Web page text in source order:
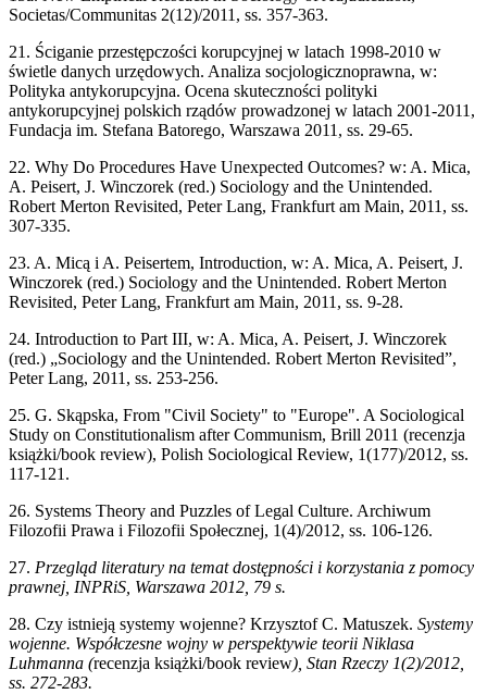
Societas/Communitas 2(12)/2011, ss. 357-363.
21. Ściganie przestępczości korupcyjnej w latach 1998-2010 w
świetle danych urzędowych. Analiza socjologicznoprawna, w:
Polityka antykorupcyjna. Ocena skuteczności polityki
antykorupcyjnej polskich rządów prowadzonej w latach 2001-2011,
Fundacja im. Stefana Batorego, Warszawa 2011, ss. 29-65.
22. Why Do Procedures Have Unexpected Outcomes? w: A. Mica,
A. Peisert, J. Winczorek (red.) Sociology and the Unintended.
Robert Merton Revisited, Peter Lang, Frankfurt am Main, 2011, ss.
307-335.
23. A. Micą i A. Peisertem, Introduction, w: A. Mica, A. Peisert, J.
Winczorek (red.) Sociology and the Unintended. Robert Merton
Revisited, Peter Lang, Frankfurt am Main, 2011, ss. 9-28.
24. Introduction to Part III, w: A. Mica, A. Peisert, J. Winczorek
(red.) „Sociology and the Unintended. Robert Merton Revisited”,
Peter Lang, 2011, ss. 253-256.
25. G. Skąpska, From "Civil Society" to "Europe". A Sociological
Study on Constitutionalism after Communism, Brill 2011 (recenzja
książki/book review), Polish Sociological Review, 1(177)/2012, ss.
117-121.
26. Systems Theory and Puzzles of Legal Culture. Archiwum
Filozofii Prawa i Filozofii Społecznej, 1(4)/2012, ss. 106-126.
27. Przegląd literatury na temat dostępności i korzystania z pomocy
prawnej , INPRiS, Warszawa 2012, 79 s.
28. Czy istnieją systemy wojenne? Krzysztof C. Matuszek. Systemy
wojenne. Współczesne wojny w perspektywie teorii Niklasa
Luhmanna (recenzja książki/book review), Stan Rzeczy 1(2)/2012,
ss. 272-283.